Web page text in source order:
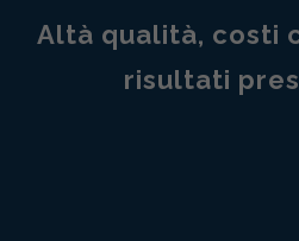
Altà qualità, costi
risultati